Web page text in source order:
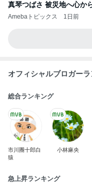
真琴つばさ 被災地へ心か
Amebaトピックス 1日前
オフィシャルブロガー
総合ランキング
市川團十郎白
猿
小林麻央
急上昇ランキング